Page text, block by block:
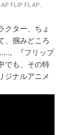
FLIP FLAP」
クター、ちょ
、掴みどころ
。『フリップ
でも、その特
ジナルアニメ